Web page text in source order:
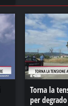
Torna la
per